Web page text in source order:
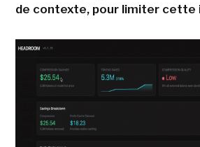
de contexte, pour limiter cette